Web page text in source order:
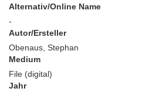
Alternativ/Online Name
-
Autor/Ersteller
Obenaus, Stephan
Medium
File (digital)
Jahr